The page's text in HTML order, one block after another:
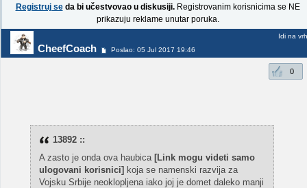
Registruj seda bi učestvovao u diskusiji.Registrovanim korisnicima se NE
prikazuju reklame unutar poruka.
CheefCoach Poslao: 05 Jul 2017 19:46
Idi na vrh
0
13892 ::
A zasto je onda ova haubica [Link mogu videti samo
ulogovani korisnici] koja se namenski razvija za
Vojsku Srbije neoklopljena iako joj je domet daleko manji